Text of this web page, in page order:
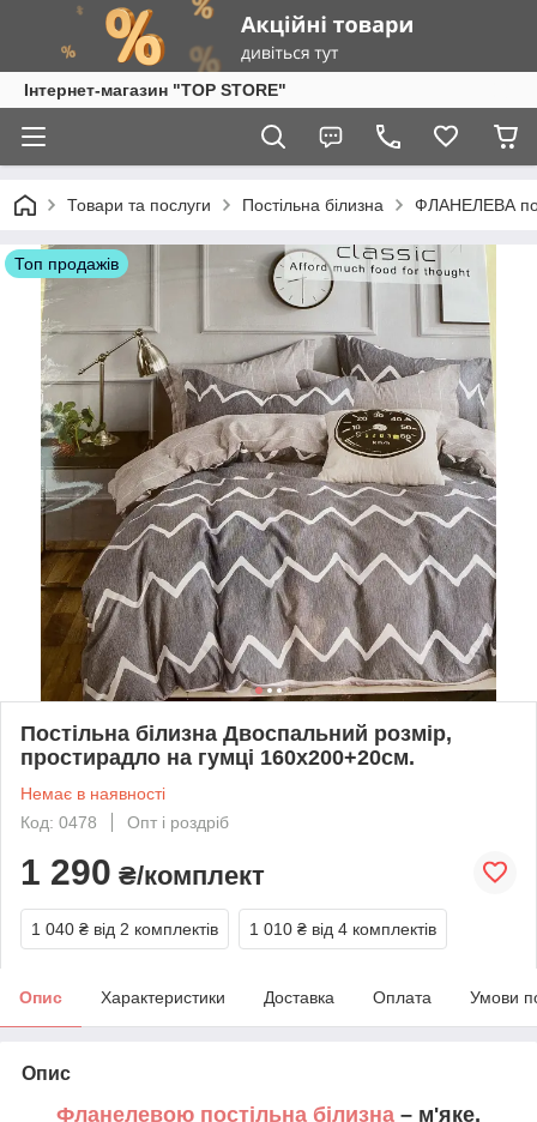
Інтернет-магазин "TOP STORE"
Товари та послуги Постільна білизна ФЛАНЕЛЕВА
Топ продажів
Постільна білизна Двоспальний розмір,
простирадло на гумці 160х200+20см.
Немає в наявності
Код: 0478
Опт і роздріб
1 290 ₴/комплект
1 040 ₴ від 2 комплектів 1 010 ₴ від 4 комплектів
Опис Характеристики Доставка Оплата Умови
Опис
Фланелевою постільна білизна – м'яке,